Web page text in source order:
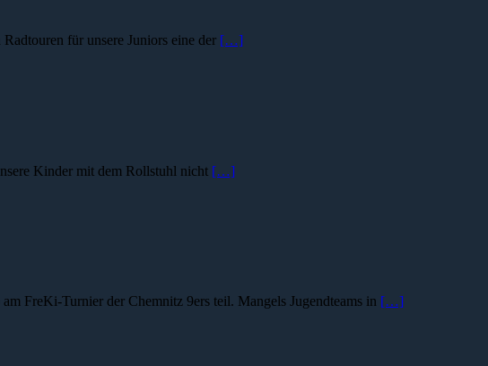
für unsere Juniors eine der […]
Kinder mit dem Rollstuhl nicht […]
FreKi-Turnier der Chemnitz 9ers teil. Mangels Jugendteams in […]